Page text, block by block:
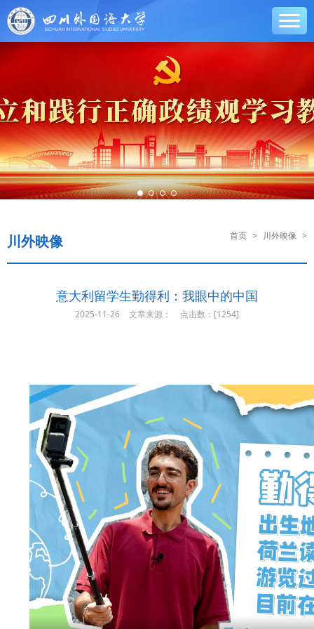
川外映像 首页 > 川外映像 >
意大利留学生勤得利：我眼中的中国
2025-11-26 文章来源： 点击数：[1254]